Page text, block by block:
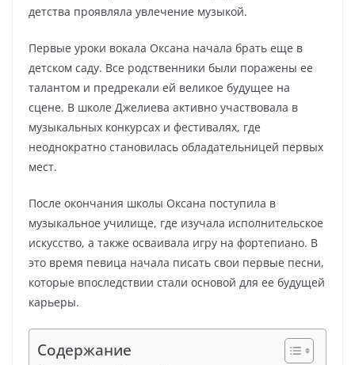
детства проявляла увлечение музыкой.
Первые уроки вокала Оксана начала брать еще в
детском саду. Все родственники были поражены ее
талантом и предрекали ей великое будущее на
сцене. В школе Джелиева активно участвовала в
музыкальных конкурсах и фестивалях, где
неоднократно становилась обладательницей первых
мест.
После окончания школы Оксана поступила в
музыкальное училище, где изучала исполнительское
искусство, а также осваивала игру на фортепиано. В
это время певица начала писать свои первые песни,
которые впоследствии стали основой для ее будущей
карьеры.
Содержание